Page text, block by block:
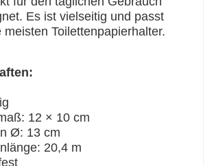
Es ist vielseitig und passt
meisten Toilettenpapierhalter.
12 × 10 cm
Ø: 13 cm
20,4 m